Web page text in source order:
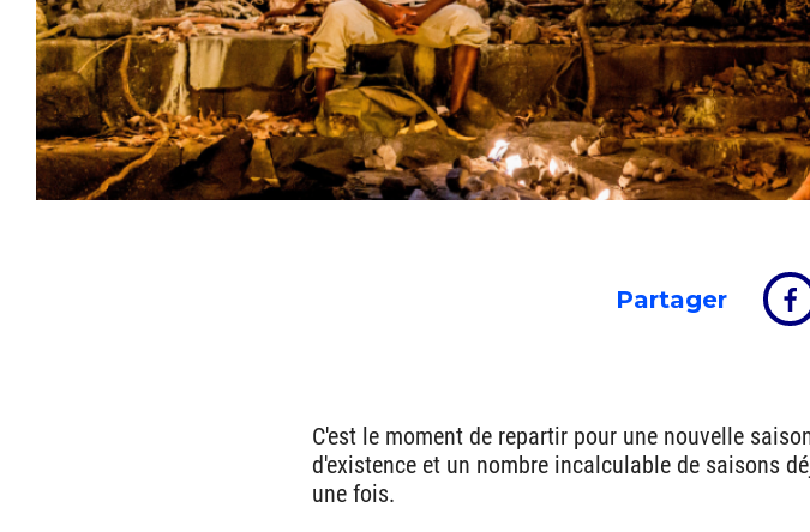
Partager
C'est le moment de repartir pour une nouvelle
d'existence et un nombre incalculable de saisons
une fois.